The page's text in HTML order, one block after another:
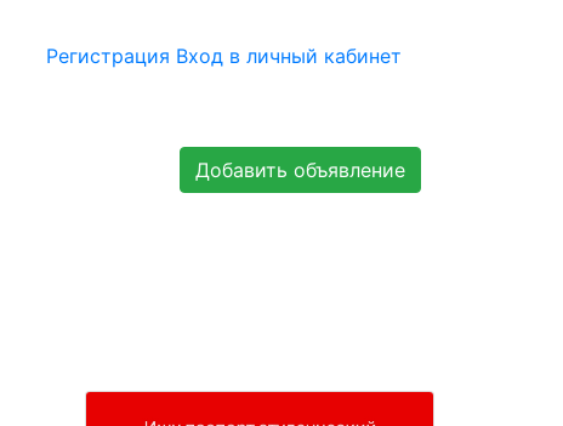
Регистрация Вход в личный кабинет
Добавить объявление